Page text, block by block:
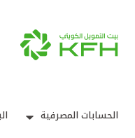
الحسابات المصرفية